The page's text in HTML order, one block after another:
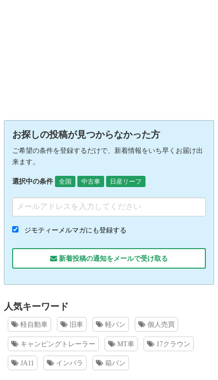
お探しの投稿が見つからなかった方
ご希望の条件を登録するだけで、新着情報をいち早くお届け出
来ます。
選択中の条件 全国 中古車 日産リーフ
ジモティーメルマガにも登録する
新着投稿の通知をメールで受け取る
人気キーワード
軽自動車 旧車 軽バン 個人売買
キャンピングトレーラー MT車 17クラウン
JA11 インパラ 箱バン